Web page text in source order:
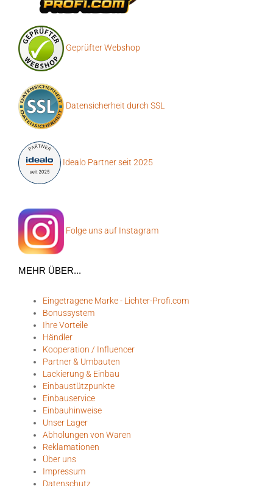
Geprüfter Webshop
Datensicherheit durch SSL
Idealo Partner seit 2025
Folge uns auf Instagram
MEHR ÜBER...
Eingetragene Marke - Lichter-Profi.com
Bonussystem
Ihre Vorteile
Händler
Kooperation / Influencer
Partner & Umbauten
Lackierung & Einbau
Einbaustützpunkte
Einbauservice
Einbauhinweise
Unser Lager
Abholungen von Waren
Reklamationen
Über uns
Impressum
Datenschutz